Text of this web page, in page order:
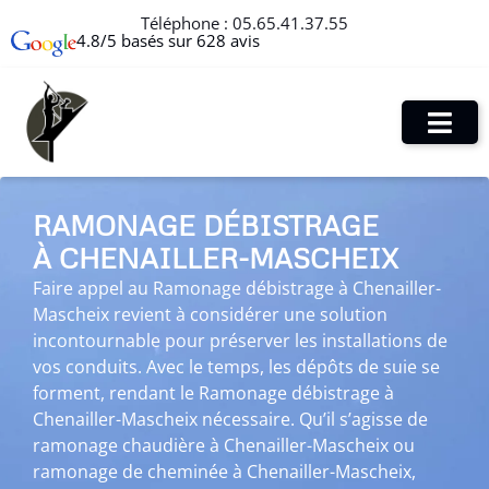
Téléphone : 05.65.41.37.55
4.8/5 basés sur 628 avis
RAMONAGE DÉBISTRAGE
À CHENAILLER-MASCHEIX
Faire appel au Ramonage débistrage à Chenailler-
Mascheix revient à considérer une solution
incontournable pour préserver les installations de
vos conduits. Avec le temps, les dépôts de suie se
forment, rendant le Ramonage débistrage à
Chenailler-Mascheix nécessaire. Qu’il s’agisse de
ramonage chaudière à Chenailler-Mascheix ou
ramonage de cheminée à Chenailler-Mascheix,